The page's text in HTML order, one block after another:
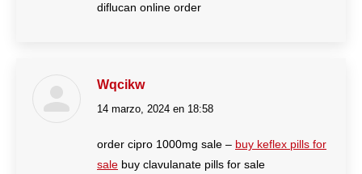
diflucan online order
Wqcikw
dice:
14 marzo, 2024 en 18:58
order cipro 1000mg sale – buy keflex pills for
sale buy clavulanate pills for sale